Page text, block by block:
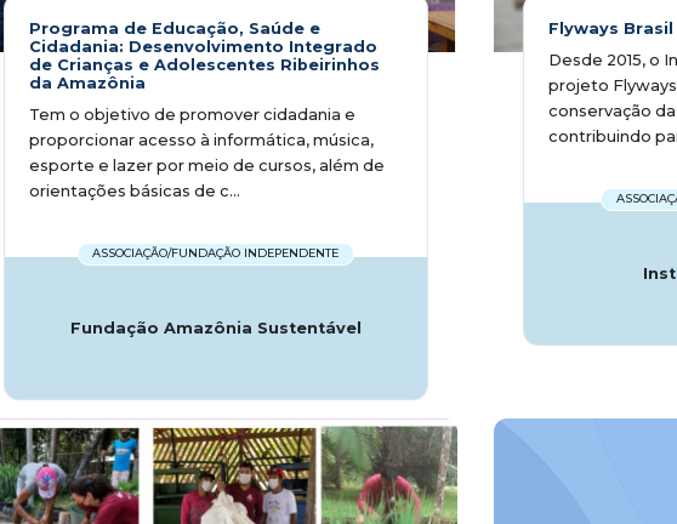
Programa de Educação, Saúde e
Cidadania: Desenvolvimento Integrado
de Crianças e Adolescentes Ribeirinhos
da Amazônia
Tem o objetivo de promover cidadania e
proporcionar acesso à informática, música,
esporte e lazer por meio de cursos, além de
orientações básicas de c...
ASSOCIAÇÃO/FUNDAÇÃO INDEPENDENTE
Fundação Amazônia Sustentável
Flyways Brasil
Desde 2015, o
projeto Flyways
conservação
contribuindo